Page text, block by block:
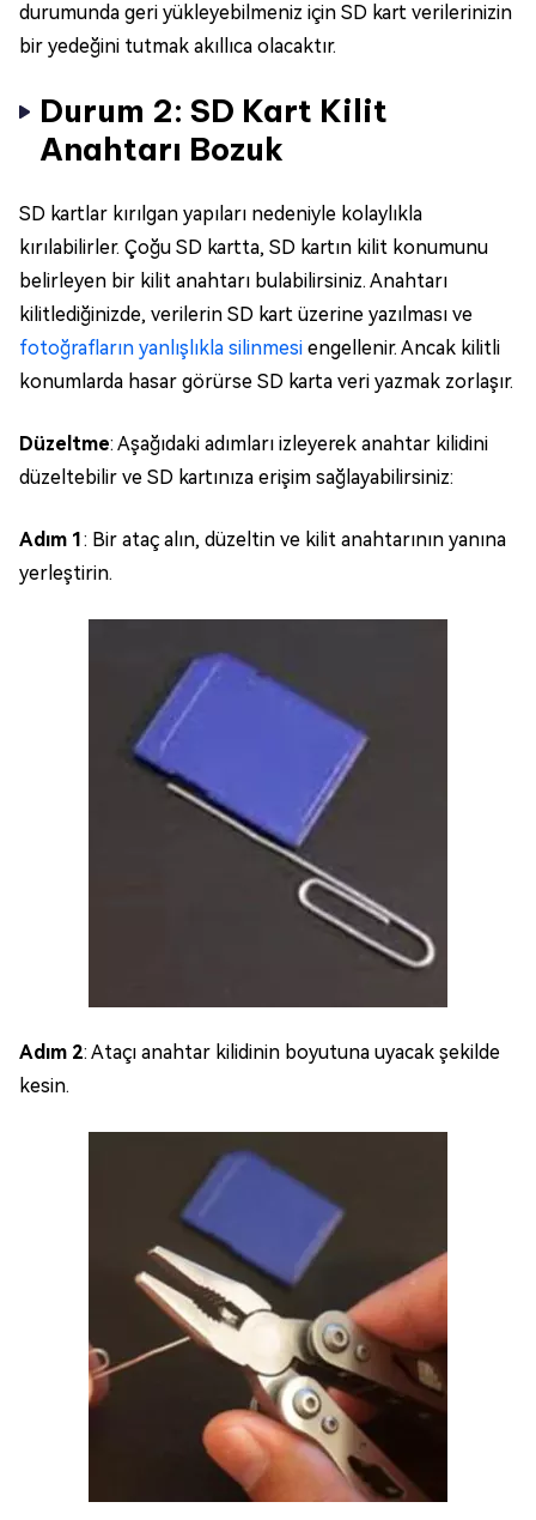
durumunda geri yükleyebilmeniz için SD kart verilerinizin
bir yedeğini tutmak akıllıca olacaktır.
Durum 2: SD Kart Kilit
Anahtarı Bozuk
SD kartlar kırılgan yapıları nedeniyle kolaylıkla
kırılabilirler. Çoğu SD kartta, SD kartın kilit konumunu
belirleyen bir kilit anahtarı bulabilirsiniz. Anahtarı
kilitlediğinizde, verilerin SD kart üzerine yazılması ve
fotoğrafların yanlışlıkla silinmesi engellenir. Ancak kilitli
konumlarda hasar görürse SD karta veri yazmak zorlaşır.
Düzeltme: Aşağıdaki adımları izleyerek anahtar kilidini
düzeltebilir ve SD kartınıza erişim sağlayabilirsiniz:
Adım 1 : Bir ataç alın, düzeltin ve kilit anahtarının yanına
yerleştirin.
Adım 2: Ataçı anahtar kilidinin boyutuna uyacak şekilde
kesin.